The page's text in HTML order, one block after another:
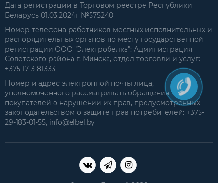
Дата регистрации в Торговом реестре Республики
Беларусь 01.03.2024г №575240
Номер телефона работников местных исполнительных и
распорядительных органов по месту государственной
регистрации ООО "Электробелка": Администрация
Советского района г. Минска, отдел торговли и услуг:
+375 17 3181333
Номер и адрес электронной почты лица,
уполномоченного рассматривать обращения
покупателей о нарушении их прав, предусмотренных
законодательством о защите прав потребителей: +375-
29-183-01-55, info@elbel.by